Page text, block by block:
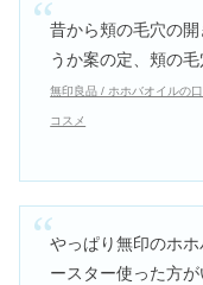
昔から頬の毛穴の
うか案の定、頬の
無印良品 / ホホバオイルの
コスメ
やっぱり無印のホ
ースター使った方